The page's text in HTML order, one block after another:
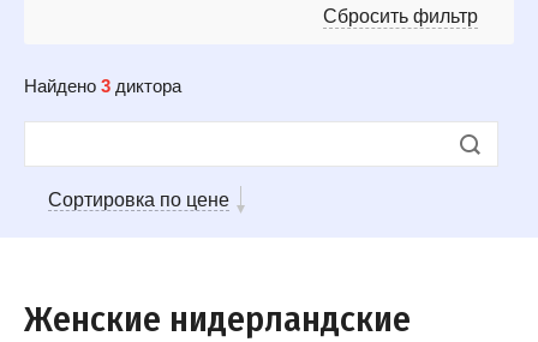
Сбросить фильтр
Найдено 3 диктора
Сортировка по цене
Женские нидерландские